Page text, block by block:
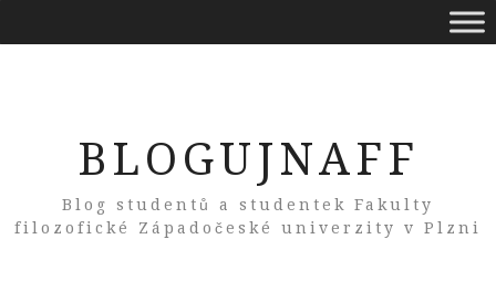
BLOGUJNAFF
Blog studentů a studentek Fakulty
filozofické Západočeské univerzity v Plzni